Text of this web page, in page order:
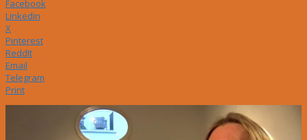
Facebook
Linkedin
X
Pinterest
ReddIt
Email
Telegram
Print